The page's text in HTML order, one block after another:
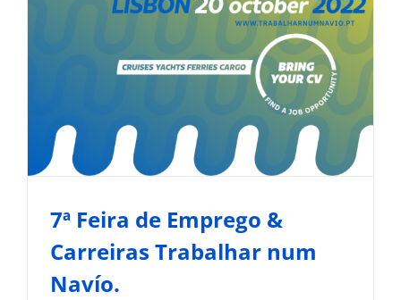
Navío.
Noticias del Sector Marítimo
7ª Feira de Emprego &
Carreiras Trabalhar num
Navío.